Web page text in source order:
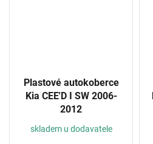
Plastové autokoberce
Kia CEE'D I SW 2006-
2012
skladem u dodavatele